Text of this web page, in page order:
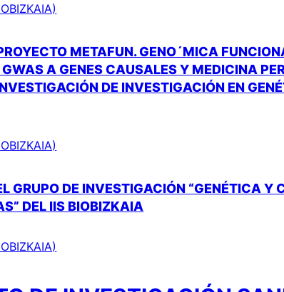
METAFUN. GENO´MICA
A GENES CAUSALES Y MEDICINA
DE INVESTIGACIÓN EN
GRUPO DE INVESTIGACIÓN “GENÉTICA Y
DEL IIS BIOBIZKAIA